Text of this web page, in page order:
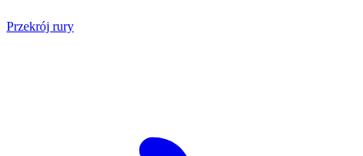
Przekrój rury